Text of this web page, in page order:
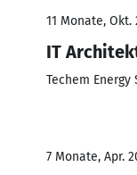
11 Monate, Okt.
IT
Techem Energy
7 Monate, Apr.